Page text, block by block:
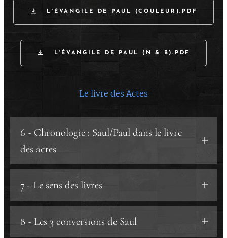
L'ÉVANGILE DE PAUL (COULEUR).PDF
L'ÉVANGILE DE PAUL (N & B).PDF
Le livre des Actes
6 - Chronologie : Saul/Paul dans le livre
des actes
1️⃣ Première partie : Actes 1.1 à Actes 11.18 -
le vrai livre.
2️⃣ Deuxième partie : Actes 11.19 à Actes 13.9
3️⃣ Troisième partie : Actes 13.10 à Actes
7 - Le sens des livres
b) les impossibilités.
8 - Les 3 conversions de Saul